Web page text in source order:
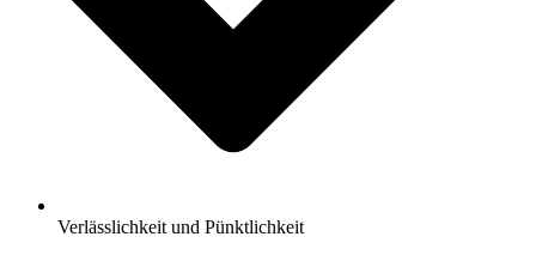
Verlässlichkeit und Pünktlichkeit